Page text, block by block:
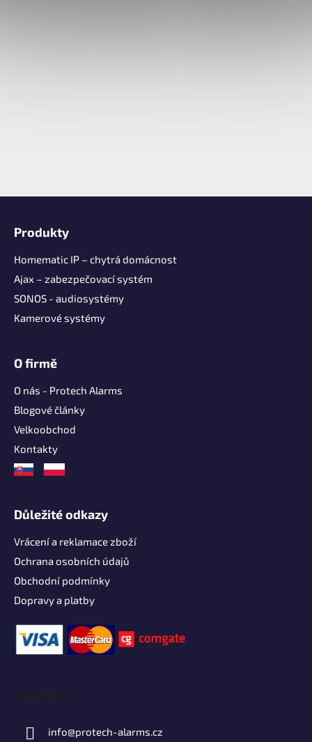
Produkty
Homematic IP – chytrá domácnost
Ajax – zabezpečovací systém
SONOS - audiosystémy
Kamerové systémy
O firmě
O nás - Protech Alarms
Blogové články
Velkoobchod
Kontakty
Důležité odkazy
Vrácení a reklamace zboží
Ochrana osobních údajů
Obchodní podmínky
Dopravy a platby
Kontakt
info@protech-alarms.cz